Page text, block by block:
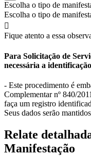
Escolha o tipo de
Escolha o tipo de
Fique atento a essa
Para Solicitação de
necessária a
- Este procedimento é
Complementar nº 840/
faça um registro
Seus dados serão
Relate
Manifestação